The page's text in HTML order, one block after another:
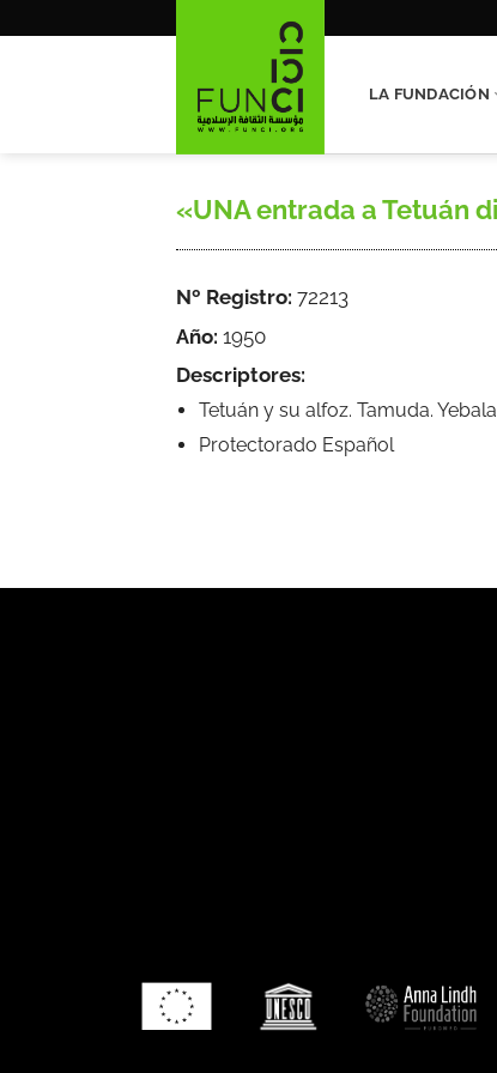
LA FUNDACIÓN
«UNA entrada a Tetuán
Nº Registro: 72213
Año: 1950
Descriptores:
Tetuán y su alfoz. Tamuda.
Protectorado Español